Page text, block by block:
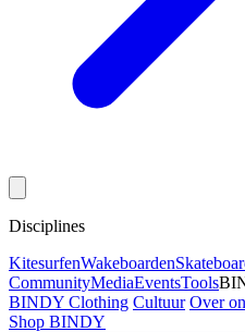
Disciplines
KitesurfenWakeboarden
CommunityMediaEventsTools
BINDY Clothing Cultuur Over
Shop BINDY